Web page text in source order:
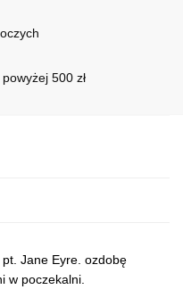
500 zł
Jane Eyre. ozdobę
w poczekalni.